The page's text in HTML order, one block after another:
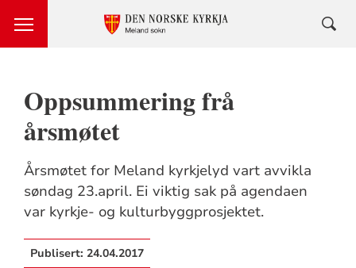
Oppsummering frå
årsmøtet
Årsmøtet for Meland kyrkjelyd vart avvikla
søndag 23.april. Ei viktig sak på agendaen
var kyrkje- og kulturbyggprosjektet.
Publisert: 24.04.2017